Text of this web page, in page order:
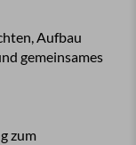
Aufbau
gemeinsames
zum